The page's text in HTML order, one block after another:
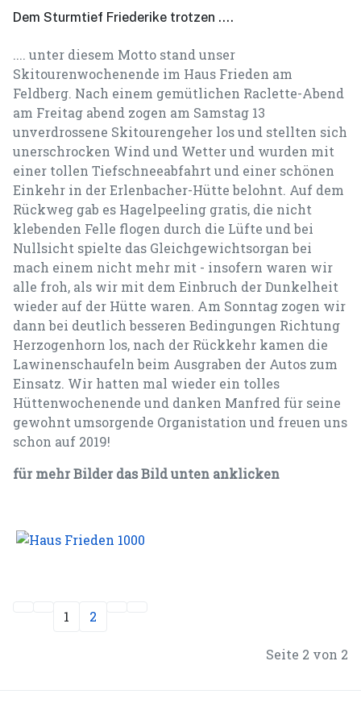
Dem Sturmtief Friederike trotzen ....
.... unter diesem Motto stand unser
Skitourenwochenende im Haus Frieden am
Feldberg. Nach einem gemütlichen Raclette-Abend
am Freitag abend zogen am Samstag 13
unverdrossene Skitourengeher los und stellten sich
unerschrocken Wind und Wetter und wurden mit
einer tollen Tiefschneeabfahrt und einer schönen
Einkehr in der Erlenbacher-Hütte belohnt. Auf dem
Rückweg gab es Hagelpeeling gratis, die nicht
klebenden Felle flogen durch die Lüfte und bei
Nullsicht spielte das Gleichgewichtsorgan bei
mach einem nicht mehr mit - insofern waren wir
alle froh, als wir mit dem Einbruch der Dunkelheit
wieder auf der Hütte waren. Am Sonntag zogen wir
dann bei deutlich besseren Bedingungen Richtung
Herzogenhorn los, nach der Rückkehr kamen die
Lawinenschaufeln beim Ausgraben der Autos zum
Einsatz. Wir hatten mal wieder ein tolles
Hüttenwochenende und danken Manfred für seine
gewohnt umsorgende Organistation und freuen uns
schon auf 2019!
für mehr Bilder das Bild unten anklicken
1 2
Seite 2 von 2